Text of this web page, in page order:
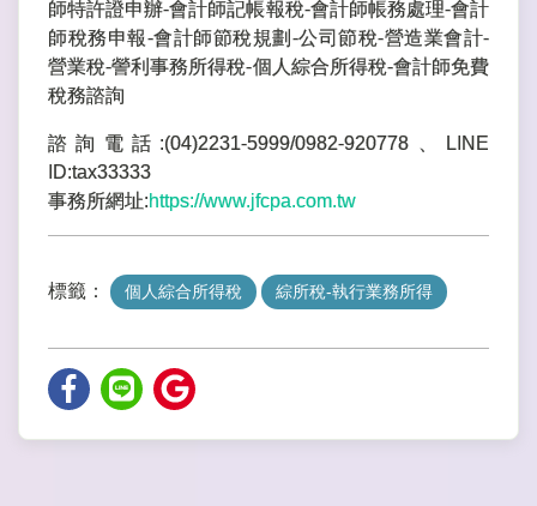
師特許證申辦-會計師記帳報稅-會計師帳務處理-會計
師稅務申報-會計師節稅規劃-公司節稅-營造業會計-
營業稅-謍利事務所得稅-個人綜合所得稅-會計師免費
稅務諮詢
諮詢電話:(04)2231-5999/0982-920778、LINE
ID:tax33333
事務所網址:https://www.jfcpa.com.tw
標籤： 個人綜合所得稅 綜所稅-執行業務所得